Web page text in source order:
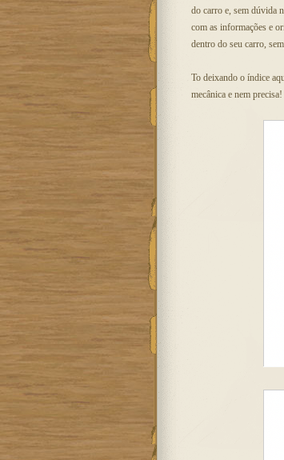
do carro e, sem dúvida
com as informações e
dentro do seu carro,
To deixando o índice
mecânica e nem precisa!